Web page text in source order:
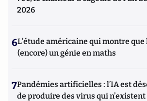
2026
6L’étude américaine qui montre que
(encore) un génie en maths
7Pandémies artificielles : l’IA est
de produire des virus qui n’existent